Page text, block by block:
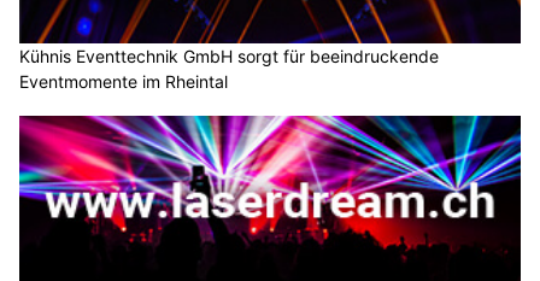
Kühnis Eventtechnik GmbH sorgt für beeindruckende
Eventmomente im Rheintal